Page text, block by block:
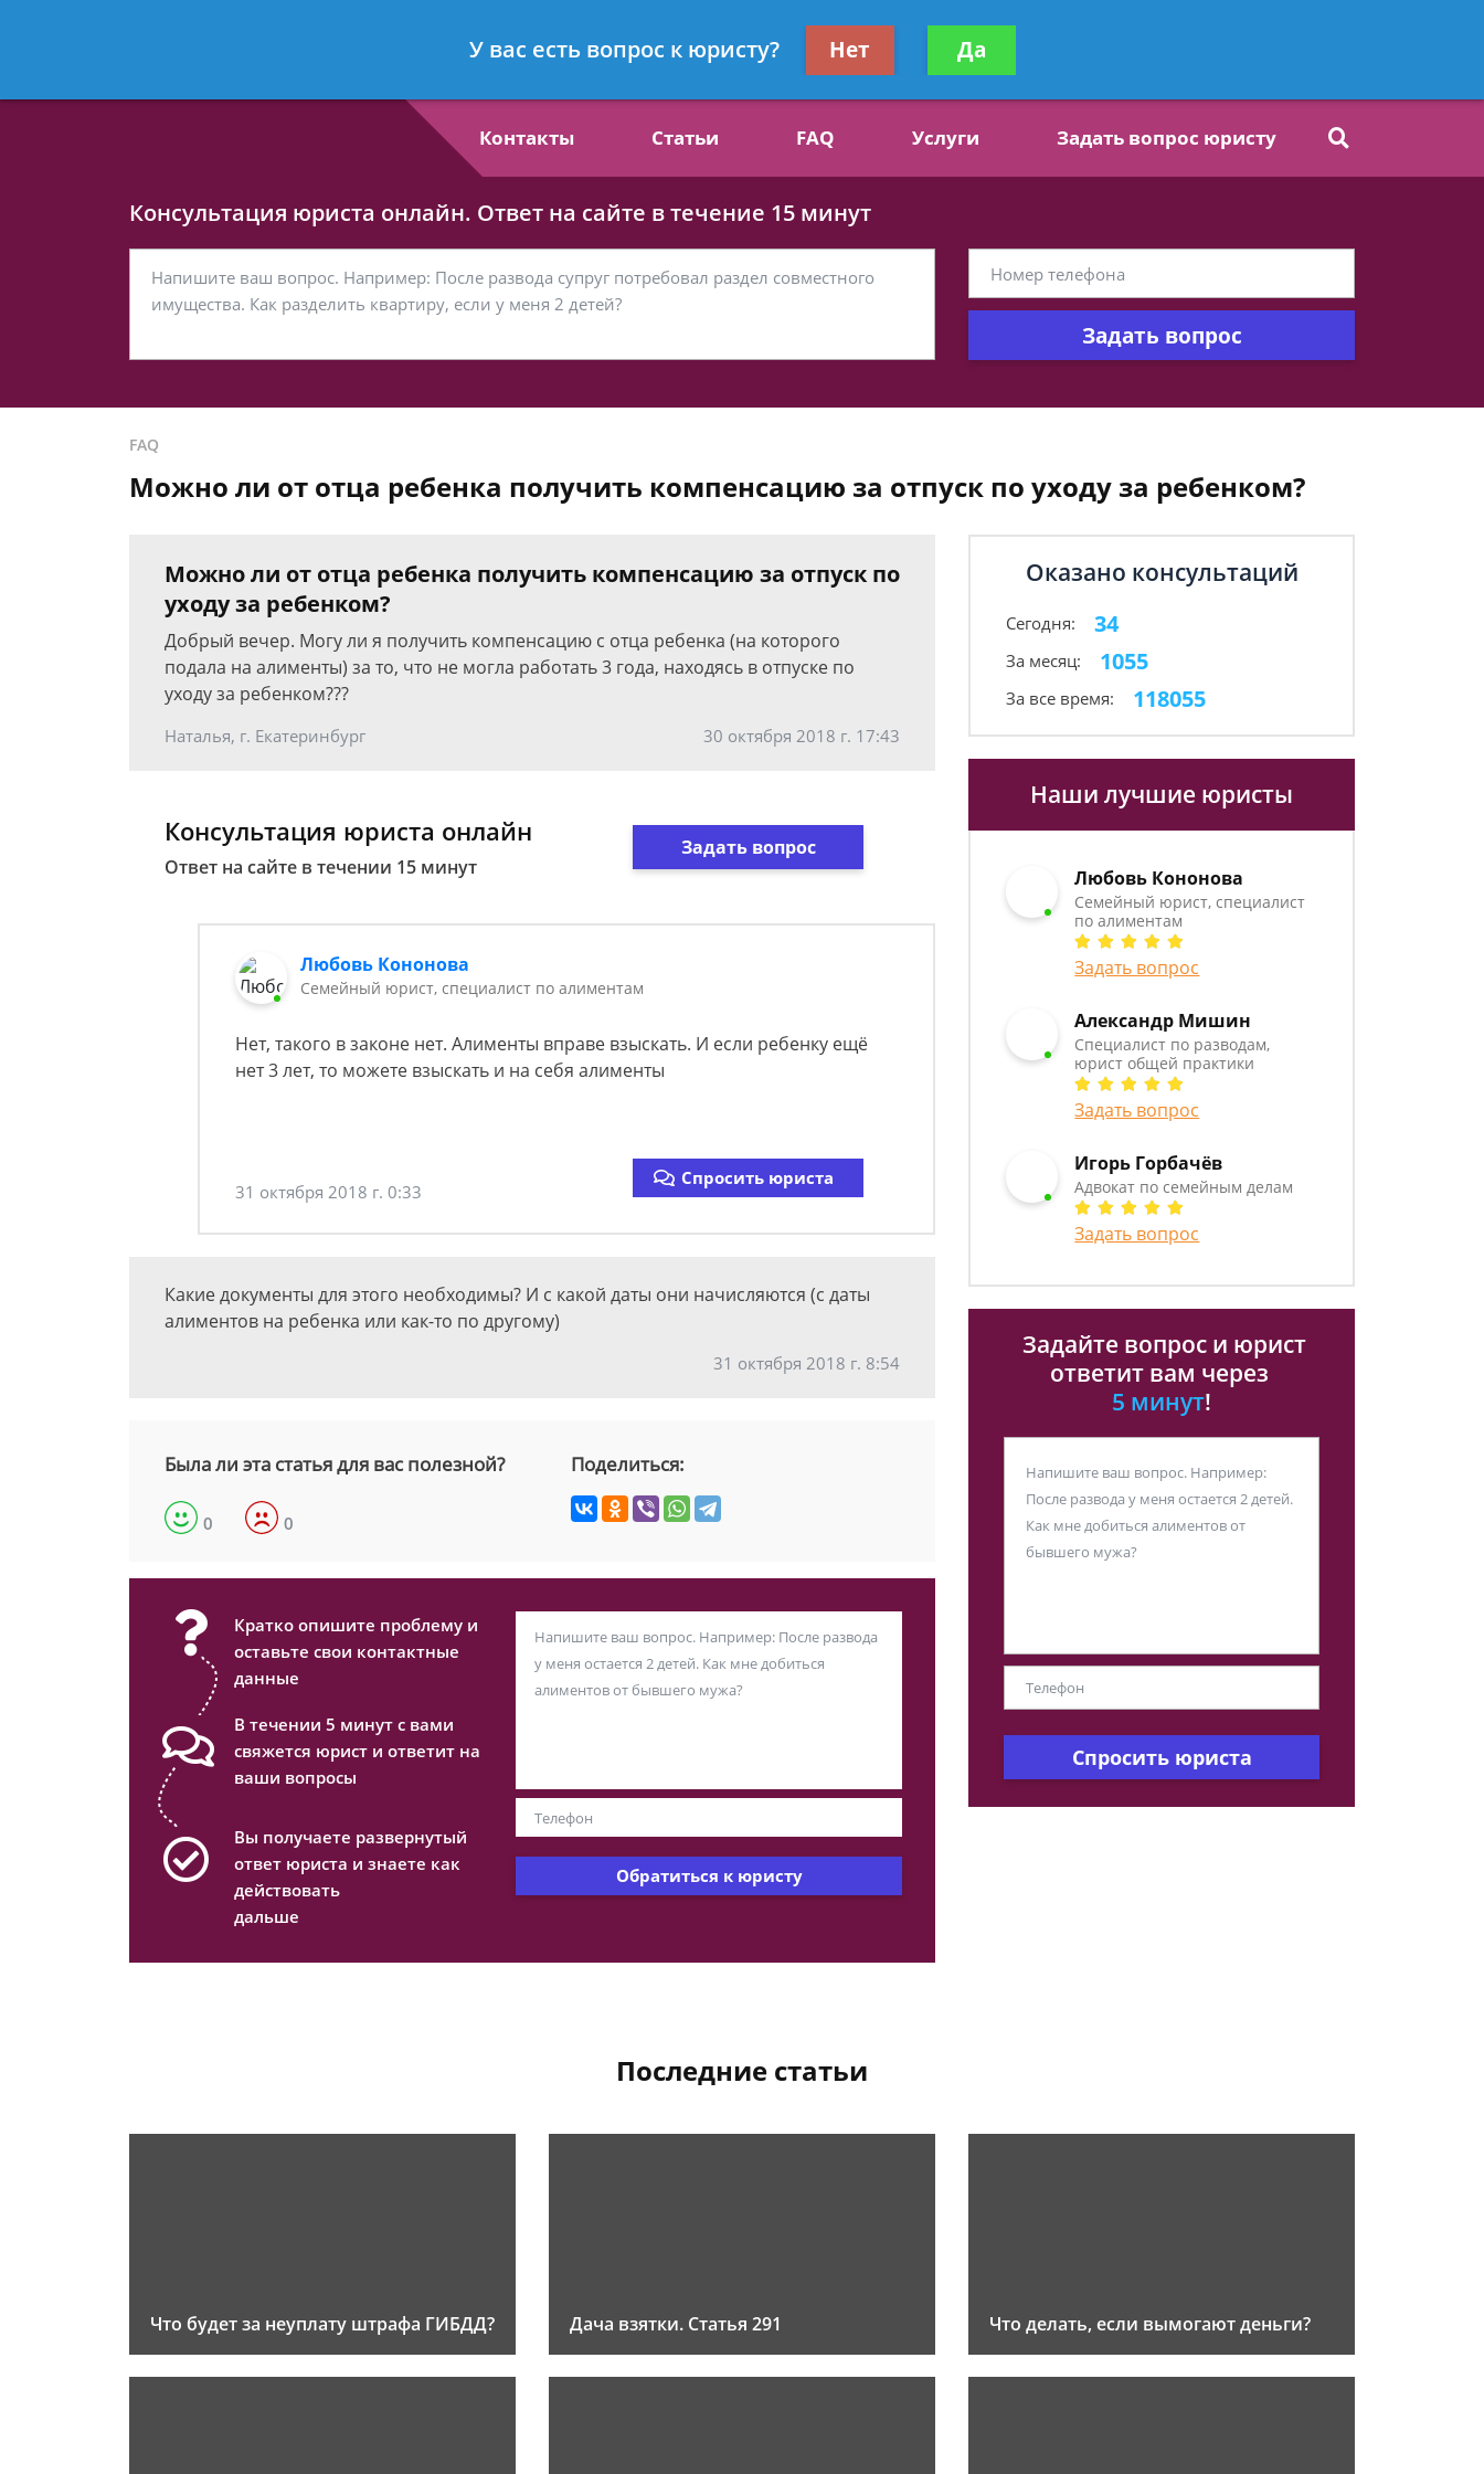
- Семейный юрист, специалист по алиментам
Получите консультацию
бесплатно
Контакты Статьи FAQ Услуги Задать вопрос юристу
Консультация юриста онлайн. Ответ на сайте в течение 15 минут
Задать вопрос
FAQ
Можно ли от отца ребенка получить компенсацию за отпуск по уходу за ребенком?
Можно ли от отца ребенка получить компенсацию за отпуск по
уходу за ребенком?
Добрый вечер. Могу ли я получить компенсацию с отца ребенка (на которого
подала на алименты) за то, что не могла работать 3 года, находясь в отпуске по
уходу за ребенком???
Наталья, г. Екатеринбург 30 октября 2018 г. 17:43
Консультация юриста онлайн
Ответ на сайте в течении 15 минут
Задать вопрос
Любовь Кононова
Семейный юрист, специалист по алиментам
Нет, такого в законе нет. Алименты вправе взыскать. И если ребенку ещё
нет 3 лет, то можете взыскать и на себя алименты
31 октября 2018 г. 0:33
Спросить юриста
Какие документы для этого необходимы? И с какой даты они начисляются (с даты
алиментов на ребенка или как-то по другому)
31 октября 2018 г. 8:54
Была ли эта статья для вас полезной?
0 0
Поделиться:
Кратко опишите проблему и
оставьте свои контактные
данные
В течении 5 минут с вами
свяжется юрист и ответит на
ваши вопросы
Вы получаете развернутый
ответ юриста и знаете как
действовать
дальше
Обратиться к юристу
Оказано консультаций
Сегодня: 34
За месяц: 1055
За все время: 118055
Наши лучшие юристы
Любовь Кононова
Семейный юрист, специалист
по алиментам
Задать вопрос
Александр Мишин
Специалист по разводам,
юрист общей практики
Задать вопрос
Игорь Горбачёв
Адвокат по семейным делам
Задать вопрос
Задайте вопрос и юрист
ответит вам через
5 минут!
Спросить юриста
Последние статьи
Что будет за неуплату штрафа ГИБДД? Дача взятки. Статья 291 Что делать, если вымогают деньги?
У вас есть вопрос к юристу? Нет Да